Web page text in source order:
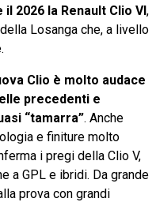
2026 la Renault Clio VI,
Losanga che, a livello
Clio è molto audace
precedenti e
“tamarra”. Anche
e finiture molto
i pregi della Clio V,
a GPL e ibridi. Da grande
prova con grandi